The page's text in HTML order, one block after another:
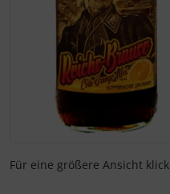
Für eine größere Ansicht